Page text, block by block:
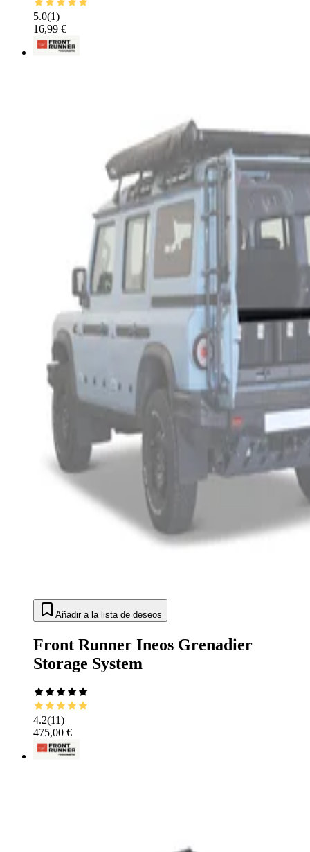
5.0(1)
16,99 €
Añadir a la lista de deseos
Front Runner Ineos Grenadier
Storage System
4.2(11)
475,00 €